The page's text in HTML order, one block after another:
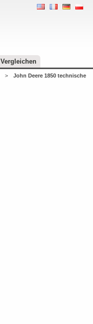
Vergleichen
>
John Deere 1850 technische